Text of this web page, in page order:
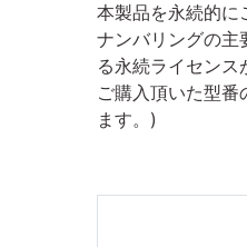
本製品を永続的
ナンバリングの
る永続ライセンス
ご購入頂いた型
ます。)